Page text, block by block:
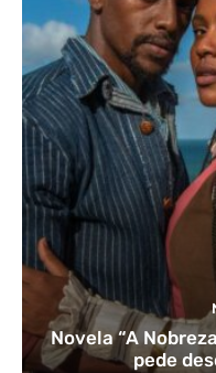
Novela “A
pede